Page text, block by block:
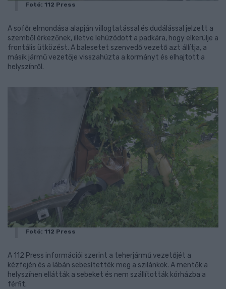
Fotó: 112 Press
A sofőr elmondása alapján villogtatással és dudálással jelzett a
szemből érkezőnek, illetve lehúzódott a padkára, hogy elkerülje a
frontális ütközést. A balesetet szenvedő vezető azt állítja, a
másik jármű vezetője visszahúzta a kormányt és elhajtott a
helyszínről.
Fotó: 112 Press
A 112 Press információi szerint a teherjármű vezetőjét a
kézfején és a lábán sebesítették meg a szilánkok. A mentők a
helyszínen ellátták a sebeket és nem szállították kórházba a
férfit.